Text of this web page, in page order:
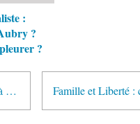
:
?
?
Mariage annulé Lille : soutien à Rachida Dati